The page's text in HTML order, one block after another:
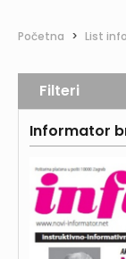
Početna > List
Informator
Filteri